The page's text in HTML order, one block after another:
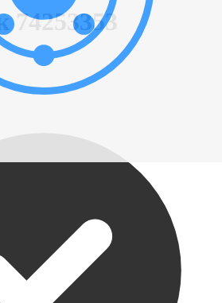
74253353